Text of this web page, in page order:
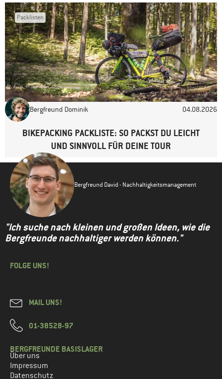
Packlisten
Bergfreund Dominik 04.08.2026
BIKEPACKING PACKLISTE: SO PACKST DU LEICHT
UND SINNVOLL FÜR DEINE TOUR
Bergfreund David - Nachhaltigkeitsmanagement
"Ich suche nach kleinen und großen Ideen, wie die
Bergfreunde nachhaltiger werden können."
FOLGE UNS!
MAIL UNS!
01-38528-97
BERGFREUNDE BASISLAGER
Über uns
Impressum
Datenschutz